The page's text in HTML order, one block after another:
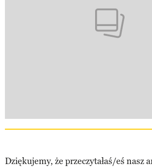
Dziękujemy, że przeczytałaś/eś nasz